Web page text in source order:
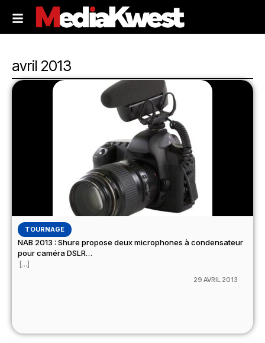
avril 2013
TOURNAGE
NAB 2013 : Shure propose deux microphones à condensateur
pour caméra DSLR…
[...]
29 AVRIL 2013